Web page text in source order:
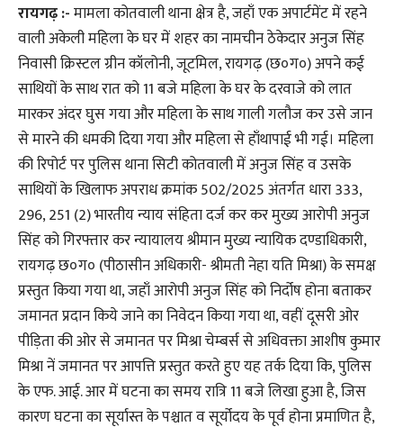
रायगढ़ :-मामला कोतवाली थाना क्षेत्र है, जहाँ एक अपार्टमेंट में रहने
वाली अकेली महिला के घर में शहर का नामचीन ठेकेदार अनुज सिंह
निवासी क्रिस्टल ग्रीन कॉलोनी, जूटमिल, रायगढ़ (छ०ग०) अपने कई
साथियों के साथ रात को 11 बजे महिला के घर के दरवाजे को लात
मारकर अंदर घुस गया और महिला के साथ गाली गलौज कर उसे जान
से मारने की धमकी दिया गया और महिला से हाँथापाई भी गई। महिला
की रिपोर्ट पर पुलिस थाना सिटी कोतवाली में अनुज सिंह व उसके
साथियों के खिलाफ अपराध क्रमांक 502/2025 अंतर्गत धारा 333,
296, 251 (2) भारतीय न्याय संहिता दर्ज कर कर मुख्य आरोपी अनुज
सिंह को गिरफ्तार कर न्यायालय श्रीमान मुख्य न्यायिक दण्डाधिकारी,
रायगढ़ छ०ग० (पीठासीन अधिकारी- श्रीमती नेहा यति मिश्रा) के समक्ष
प्रस्तुत किया गया था, जहाँ आरोपी अनुज सिंह को निर्दोष होना बताकर
जमानत प्रदान किये जाने का निवेदन किया गया था, वहीं दूसरी ओर
पीड़िता की ओर से जमानत पर मिश्रा चेम्बर्स से अधिवक्ता आशीष कुमार
मिश्रा नें जमानत पर आपत्ति प्रस्तुत करते हुए यह तर्क दिया कि, पुलिस
के एफ. आई. आर में घटना का समय रात्रि 11 बजे लिखा हुआ है, जिस
कारण घटना का सूर्यास्त के पश्चात व सूर्योदय के पूर्व होना प्रमाणित है,